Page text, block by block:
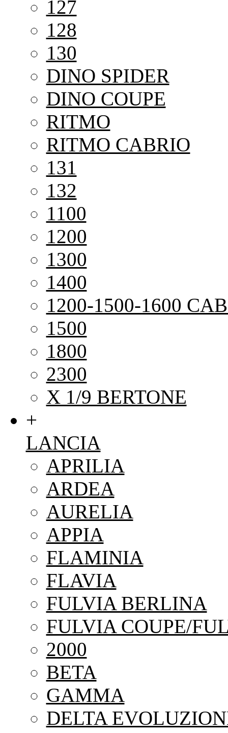
127
128
130
DINO SPIDER
DINO COUPE
RITMO
RITMO CABRIO
131
132
1100
1200
1300
1400
1200-1500-1600
1500
1800
2300
X 1/9 BERTONE
+
LANCIA
APRILIA
ARDEA
AURELIA
APPIA
FLAMINIA
FLAVIA
FULVIA BERLINA
FULVIA COUPE/
2000
BETA
GAMMA
DELTA